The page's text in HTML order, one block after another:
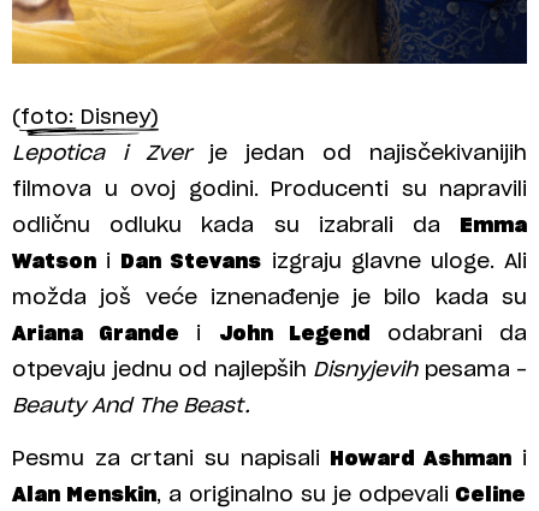
(foto: Disney)
Lepotica i Zverje jedan od najisčekivanijih
filmova u ovoj godini. Producenti su napravili
odličnu odluku kada su izabrali da
Emma
Watson i Dan Stevans izgraju glavne uloge. Ali
možda još veće iznenađenje je bilo kada su
Ariana Grande i John Legend
odabrani da
otpevaju jednu od najlepših Disnyjevihpesama –
Beauty And The Beast.
Pesmu za crtani su napisali Howard Ashman i
Alan Menskin, a originalno su je odpevali Celine